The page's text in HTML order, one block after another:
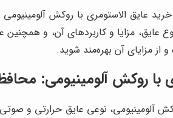
عایق الاستومری با روکش
عایق، مزایا و کاربردهای آن، و همچنین
و از مزایای آن بهره‌مند شوید.
با روکش آلومینیومی: